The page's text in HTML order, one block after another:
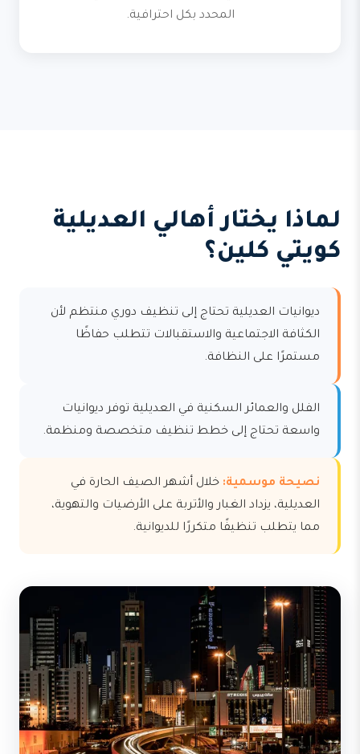
المحدد بكل احترافية.
لماذا يختار أهالي العديلية
كويتي كلين؟
ديوانيات العديلية تحتاج إلى تنظيف دوري منتظم لأن
الكثافة الاجتماعية والاستقبالات تتطلب حفاظًا
مستمرًا على النظافة.
الفلل والعمائر السكنية في العديلية توفر ديوانيات
واسعة تحتاج إلى خطط تنظيف متخصصة ومنظمة.
نصيحة موسمية: خلال أشهر الصيف الحارة في
العديلية، يزداد الغبار والأتربة على الأرضيات والتهوية،
مما يتطلب تنظيفًا متكررًا للديوانية.